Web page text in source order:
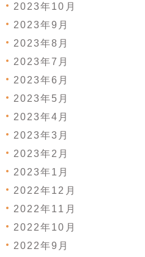
2023年10月
2023年9月
2023年8月
2023年7月
2023年6月
2023年5月
2023年4月
2023年3月
2023年2月
2023年1月
2022年12月
2022年11月
2022年10月
2022年9月